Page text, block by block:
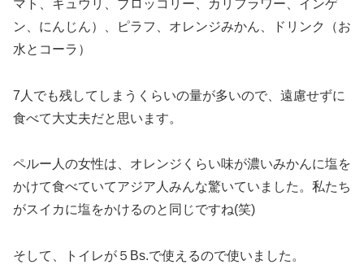
マト、キュウリ、ブロッコリー、カリフラワー、インゲ
ン、にんじん）、ピラフ、オレンジみかん、ドリンク（お
水とコーラ）
7人でも残してしまうくらいの量が多いので、遠慮せずに
食べて大丈夫だと思います。
ペルー人の女性は、オレンジくらい味が濃いみかんに塩を
かけて食べていてアジア人みんな驚いていました。私たち
がスイカに塩をかけるのと同じですね(笑)
そして、トイレが５Bs.で使えるので使いました。